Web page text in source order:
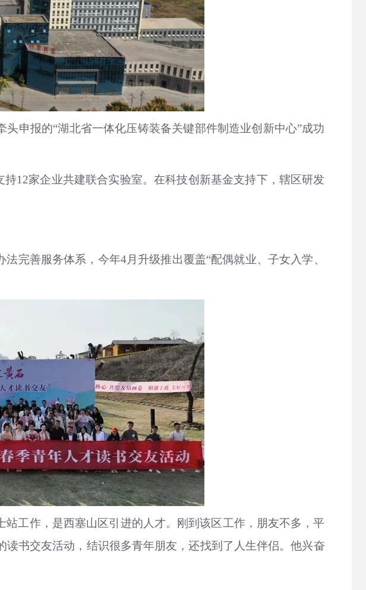
申报的“湖北省一体化压铸装备关键部件制造业创新中心”成功
家企业共建联合实验室。在科技创新基金支持下，辖区研发
完善服务体系，今年4月升级推出覆盖“配偶就业、子女入学、
工作，是西塞山区引进的人才。刚到该区工作，朋友不多，平
书交友活动，结识很多青年朋友，还找到了人生伴侣。他兴奋